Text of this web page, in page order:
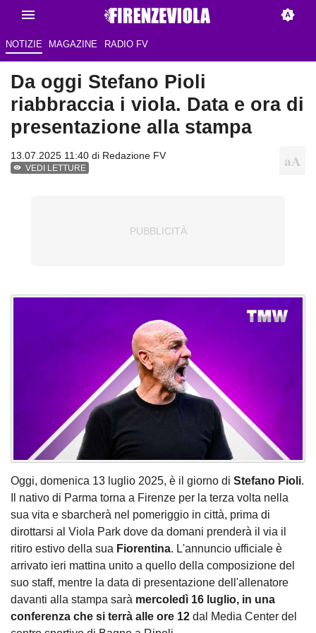
NOTIZIE MAGAZINE RADIO FV
Da oggi Stefano Pioli
riabbraccia i viola. Data e ora di
presentazione alla stampa
13.07.2025 11:40 di Redazione FV
VEDI LETTURE
Oggi, domenica 13 luglio 2025, è il giorno di Stefano Pioli.
Il nativo di Parma torna a Firenze per la terza volta nella
sua vita e sbarcherà nel pomeriggio in città, prima di
dirottarsi al Viola Park dove da domani prenderà il via il
ritiro estivo della sua Fiorentina. L'annuncio ufficiale è
arrivato ieri mattina unito a quello della composizione del
suo staff, mentre la data di presentazione dell'allenatore
davanti alla stampa sarà mercoledì 16 luglio, in una
conferenza che si terrà alle ore 12 dal Media Center del